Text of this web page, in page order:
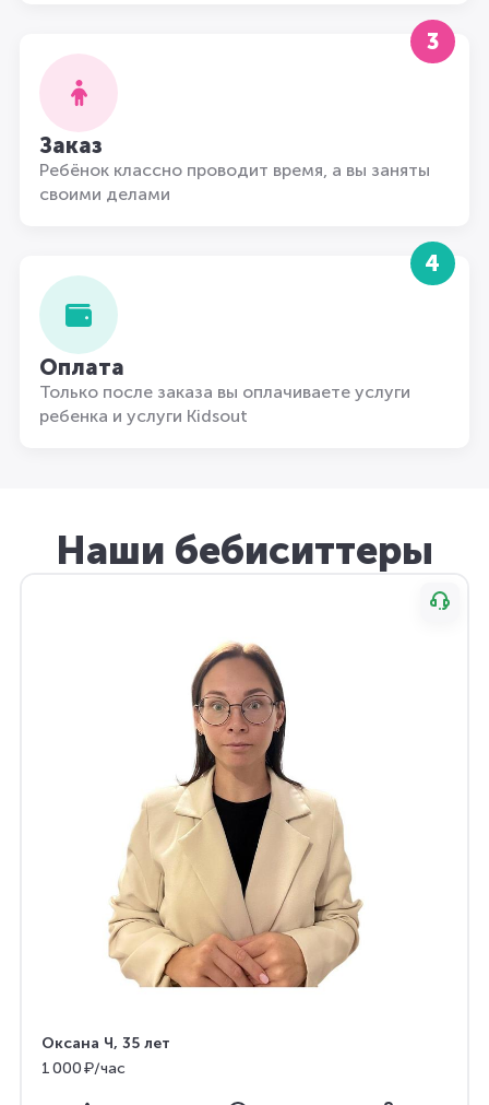
3
Заказ
Ребёнок классно проводит время, а вы заняты
своими делами
4
Оплата
Только после заказа вы оплачиваете услуги
ребенка и услуги Kidsout
Наши бебиситтеры
Оксана Ч, 35 лет
1 000 ₽/час